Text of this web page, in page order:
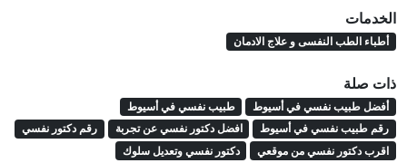
الخدمات
أطباء الطب النفسى و علاج الادمان
ذات صلة
أفضل طبيب نفسي في أسيوط
طبيب نفسي في أسيوط
رقم طبيب نفسي في أسيوط
افضل دكتور نفسي عن تجربة
رقم دكتور نفسي
اقرب دكتور نفسي من موقعي
دكتور نفسي وتعديل سلوك